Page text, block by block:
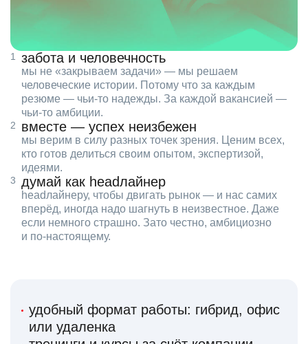
забота и человечность
мы не «закрываем задачи» — мы решаем
человеческие истории. Потому что за каждым
резюме — чьи‑то надежды. За каждой вакансией —
чьи‑то амбиции.
вместе — успех неизбежен
мы верим в силу разных точек зрения. Ценим всех,
кто готов делиться своим опытом, экспертизой,
идеями.
думай как headлайнер
headлайнеру, чтобы двигать рынок — и нас самих
вперёд, иногда надо шагнуть в неизвестное. Даже
если немного страшно. Зато честно, амбициозно
и по‑настоящему.
удобный формат работы: гибрид, офис
или удаленка